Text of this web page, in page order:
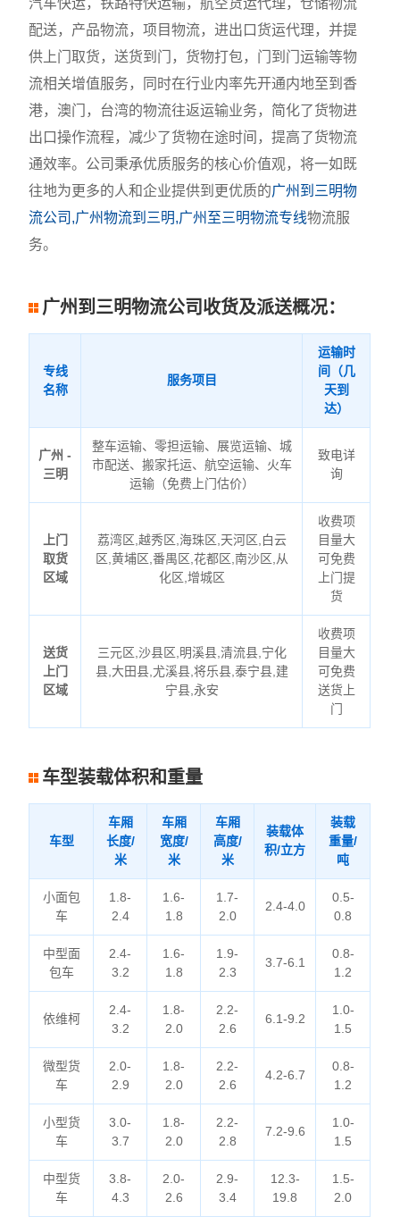
汽车快运，铁路特快运输，航空货运代理，仓储物流
配送，产品物流，项目物流，进出口货运代理，并提
供上门取货，送货到门，货物打包，门到门运输等物
流相关增值服务，同时在行业内率先开通内地至到香
港，澳门，台湾的物流往返运输业务，简化了货物进
出口操作流程，减少了货物在途时间，提高了货物流
通效率。公司秉承优质服务的核心价值观，将一如既
往地为更多的人和企业提供到更优质的广州到三明物
流公司,广州物流到三明,广州至三明物流专线物流服
务。
广州到三明物流公司收货及派送概况：
专线
名称
服务项目
运输时
间（几
天到
达）
广州 -
三明
整车运输、零担运输、展览运输、城
市配送、搬家托运、航空运输、火车
运输（免费上门估价）
致电详
询
上门
取货
区域
荔湾区,越秀区,海珠区,天河区,白云
区,黄埔区,番禺区,花都区,南沙区,从
化区,增城区
收费项
目量大
可免费
上门提
货
送货
上门
区域
三元区,沙县区,明溪县,清流县,宁化
县,大田县,尤溪县,将乐县,泰宁县,建
宁县,永安
收费项
目量大
可免费
送货上
门
车型装载体积和重量
车型
车厢
长度/
米
车厢
宽度/
米
车厢
高度/
米
装载体
积/立方
装载
重量/
吨
小面包
车
1.8-
2.4
1.6-
1.8
1.7-
2.0
2.4-4.0
0.5-
0.8
中型面
包车
2.4-
3.2
1.6-
1.8
1.9-
2.3
3.7-6.1
0.8-
1.2
依维柯
2.4-
3.2
1.8-
2.0
2.2-
2.6
6.1-9.2
1.0-
1.5
微型货
车
2.0-
2.9
1.8-
2.0
2.2-
2.6
4.2-6.7
0.8-
1.2
小型货
车
3.0-
3.7
1.8-
2.0
2.2-
2.8
7.2-9.6
1.0-
1.5
中型货
车
3.8-
4.3
2.0-
2.6
2.9-
3.4
12.3-
19.8
1.5-
2.0